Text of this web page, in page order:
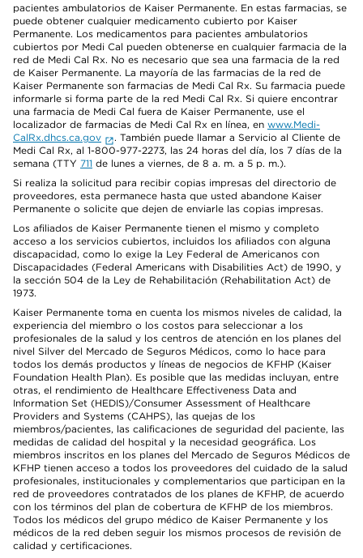
pacientes ambulatorios de Kaiser Permanente. En estas farmacias, se
puede obtener cualquier medicamento cubierto por Kaiser
Permanente. Los medicamentos para pacientes ambulatorios
cubiertos por Medi Cal pueden obtenerse en cualquier farmacia de la
red de Medi Cal Rx. No es necesario que sea una farmacia de la red
de Kaiser Permanente. La mayoría de las farmacias de la red de
Kaiser Permanente son farmacias de Medi Cal Rx. Su farmacia puede
informarle si forma parte de la red Medi Cal Rx. Si quiere encontrar
una farmacia de Medi Cal fuera de Kaiser Permanente, use el
localizador de farmacias de Medi Cal Rx en línea, en www.Medi-
CalRx.dhcs.ca.gov
. También puede llamar a Servicio al Cliente de
Medi Cal Rx, al 1-800-977-2273, las 24 horas del día, los 7 días de la
semana (TTY 711 de lunes a viernes, de 8 a. m. a 5 p. m.).
Si realiza la solicitud para recibir copias impresas del directorio de
proveedores, esta permanece hasta que usted abandone Kaiser
Permanente o solicite que dejen de enviarle las copias impresas.
Los afiliados de Kaiser Permanente tienen el mismo y completo
acceso a los servicios cubiertos, incluidos los afiliados con alguna
discapacidad, como lo exige la Ley Federal de Americanos con
Discapacidades (Federal Americans with Disabilities Act) de 1990, y
la sección 504 de la Ley de Rehabilitación (Rehabilitation Act) de
1973.
Kaiser Permanente toma en cuenta los mismos niveles de calidad, la
experiencia del miembro o los costos para seleccionar a los
profesionales de la salud y los centros de atención en los planes del
nivel Silver del Mercado de Seguros Médicos, como lo hace para
todos los demás productos y líneas de negocios de KFHP (Kaiser
Foundation Health Plan). Es posible que las medidas incluyan, entre
otras, el rendimiento de Healthcare Effectiveness Data and
Information Set (HEDIS)/Consumer Assessment of Healthcare
Providers and Systems (CAHPS), las quejas de los
miembros/pacientes, las calificaciones de seguridad del paciente, las
medidas de calidad del hospital y la necesidad geográfica. Los
miembros inscritos en los planes del Mercado de Seguros Médicos de
KFHP tienen acceso a todos los proveedores del cuidado de la salud
profesionales, institucionales y complementarios que participan en la
red de proveedores contratados de los planes de KFHP, de acuerdo
con los términos del plan de cobertura de KFHP de los miembros.
Todos los médicos del grupo médico de Kaiser Permanente y los
médicos de la red deben seguir los mismos procesos de revisión de
calidad y certificaciones.